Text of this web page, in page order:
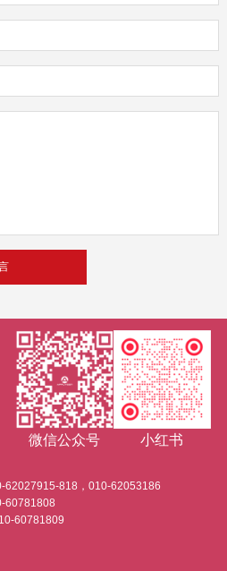
微信公众号
小红书
62027915-818，010-62053186
60781808
60781809